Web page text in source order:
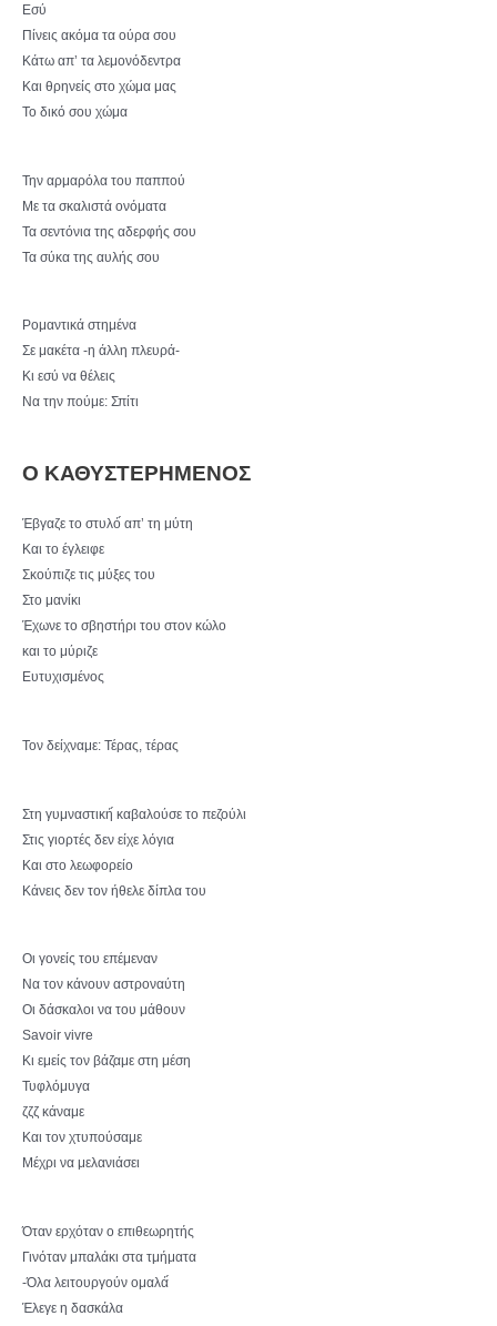
Εσύ
Πίνεις ακόμα τα ούρα σου
Κάτω απ’ τα λεμονόδεντρα
Και θρηνείς στο χώμα μας
Το δικό σου χώμα
Την αρμαρόλα του παππού
Με τα σκαλιστά ονόματα
Τα σεντόνια της αδερφής σου
Τα σύκα της αυλής σου
Ρομαντικά στημένα
Σε μακέτα -η άλλη πλευρά-
Κι εσύ να θέλεις
Να την πούμε: Σπίτι
Ο ΚΑΘΥΣΤΕΡΗΜΕΝΟΣ
Έβγαζε το στυλό́ απ’ τη μύτη
Και το έγλειφε
Σκούπιζε τις μύξες του
Στο μανίκι
Έχωνε το σβηστήρι του στον κώλο
και το μύριζε
Ευτυχισμένος
Τον δείχναμε: Τέρας, τέρας
Στη γυμναστική́ καβαλούσε το πεζούλι
Στις γιορτές δεν είχε λόγια
Και στο λεωφορείο
Κάνεις δεν τον ήθελε δίπλα του
Οι γονείς του επέμεναν
Να τον κάνουν αστροναύτη
Οι δάσκαλοι να του μάθουν
Savoir vivre
Κι εμείς τον βάζαμε στη μέση
Τυφλόμυγα
ζζζ κάναμε
Και τον χτυπούσαμε
Μέχρι να μελανιάσει
Όταν ερχόταν ο επιθεωρητής
Γινόταν μπαλάκι στα τμήματα
-Όλα λειτουργούν ομαλά́
Έλεγε η δασκάλα